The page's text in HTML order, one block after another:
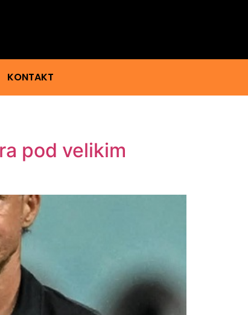
KONTAKT
pod velikim